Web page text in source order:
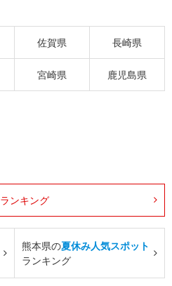
佐賀県 長崎県
宮崎県 鹿児島県
ランキング
熊本県の夏休み人気スポット
ランキング